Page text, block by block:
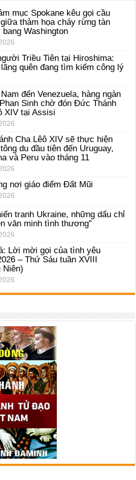
mục Spokane kêu gọi cầu
thảm họa cháy rừng tàn
bang Washington
Triều Tiên tại Hiroshima:
quên đang tìm kiếm công lý
đến Venezuela, hàng ngàn
Sinh chờ đón Đức Thánh
XIV tại Assisi
Cha Lêô XIV sẽ thực hiện
du đầu tiên đến Uruguay,
và Peru vào tháng 11
nơi giáo điểm Đất Mũi
tranh Ukraine, những dấu chỉ
văn minh tình thương”
Lời mời gọi của tình yêu
– Thứ Sáu tuần XVIII
Niên)